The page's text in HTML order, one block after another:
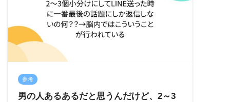
参考
男の人あるあるだと思うんだけど、2～3